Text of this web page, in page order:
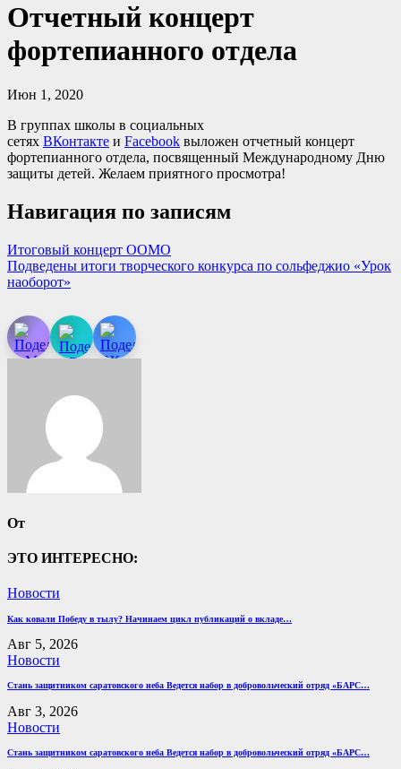
Отчетный концерт
фортепианного отдела
Июн 1, 2020
В группах школы в социальных
сетях ВКонтакте и Facebook выложен отчетный концерт
фортепианного отдела, посвященный Международному Дню
защиты детей. Желаем приятного просмотра!
Навигация по записям
Итоговый концерт ООМО
Подведены итоги творческого конкурса по сольфеджио «Урок
наоборот»
От
ЭТО ИНТЕРЕСНО:
Новости
Как ковали Победу в тылу? Начинаем цикл публикаций о вкладе…
Авг 5, 2026
Новости
Стань защитником саратовского неба Ведется набор в добровольческий отряд «БАРС…
Авг 3, 2026
Новости
Стань защитником саратовского неба Ведется набор в добровольческий отряд «БАРС…